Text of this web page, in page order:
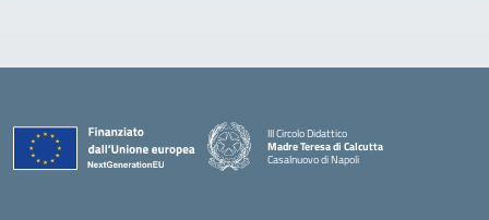
III Circolo Didattico
Madre Teresa di Calcutta
Casalnuovo di Napoli
— Visita la pagina iniziale della scuola